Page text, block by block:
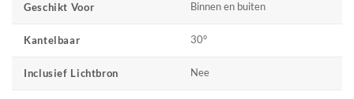
Geschikt Voor Binnen en buiten
Kantelbaar 30°
Inclusief Lichtbron Nee